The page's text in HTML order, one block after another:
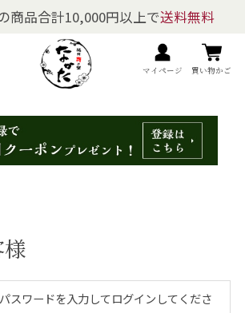
商品合計10,000円以上で送料無料
マイページ 買い物かご
一覧
覧
の商品一覧
スワードを入力してログインしてくださ